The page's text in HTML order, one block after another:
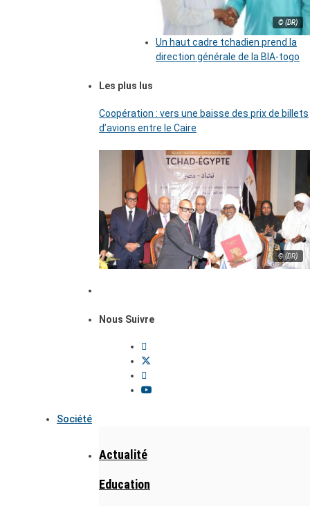
© (DR)
Un haut cadre tchadien prend la
direction générale de la BIA-togo
Les plus lus
Coopération : vers une baisse des prix de billets
d’avions entre le Caire
© (DR)
Nous Suivre
Société
Actualité
Education